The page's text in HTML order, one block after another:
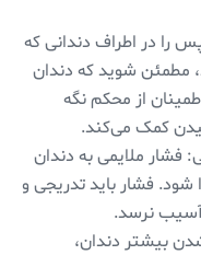
در اطراف دندانی که
مطمئن شوید که دندان
از محکم نگه
کمک می‌کند.
فشار ملایمی به دندان
شود. فشار باید تدریجی و
آسیب نرسد.
بیشتر دندان،